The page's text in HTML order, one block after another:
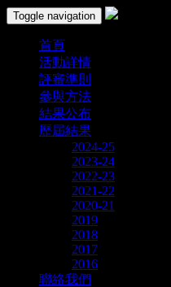
Toggle navigation
首頁
活動詳情
評審準則
參與方法
結果公布
歷屆結果
2024-25
2023-24
2022-23
2021-22
2020-21
2019
2018
2017
2016
聯絡我們